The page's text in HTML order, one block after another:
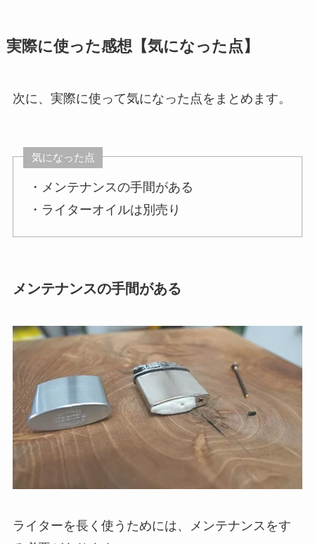
実際に使った感想【気になった点】
次に、実際に使って気になった点をまとめます。
気になった点
・メンテナンスの手間がある
・ライターオイルは別売り
メンテナンスの手間がある
ライターを長く使うためには、メンテナンスをす